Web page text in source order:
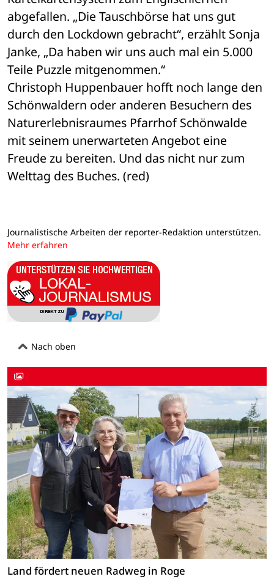
abgefallen. „Die Tauschbörse hat uns gut
durch den Lockdown gebracht“, erzählt Sonja
Janke, „Da haben wir uns auch mal ein 5.000
Teile Puzzle mitgenommen.“
Christoph Huppenbauer hofft noch lange den
Schönwaldern oder anderen Besuchern des
Naturerlebnisraumes Pfarrhof Schönwalde
mit seinem unerwarteten Angebot eine
Freude zu bereiten. Und das nicht nur zum
Welttag des Buches. (red)
Journalistische Arbeiten der reporter-Redaktion unterstützen.
Mehr erfahren
Nach oben
Land fördert neuen Radweg in Roge